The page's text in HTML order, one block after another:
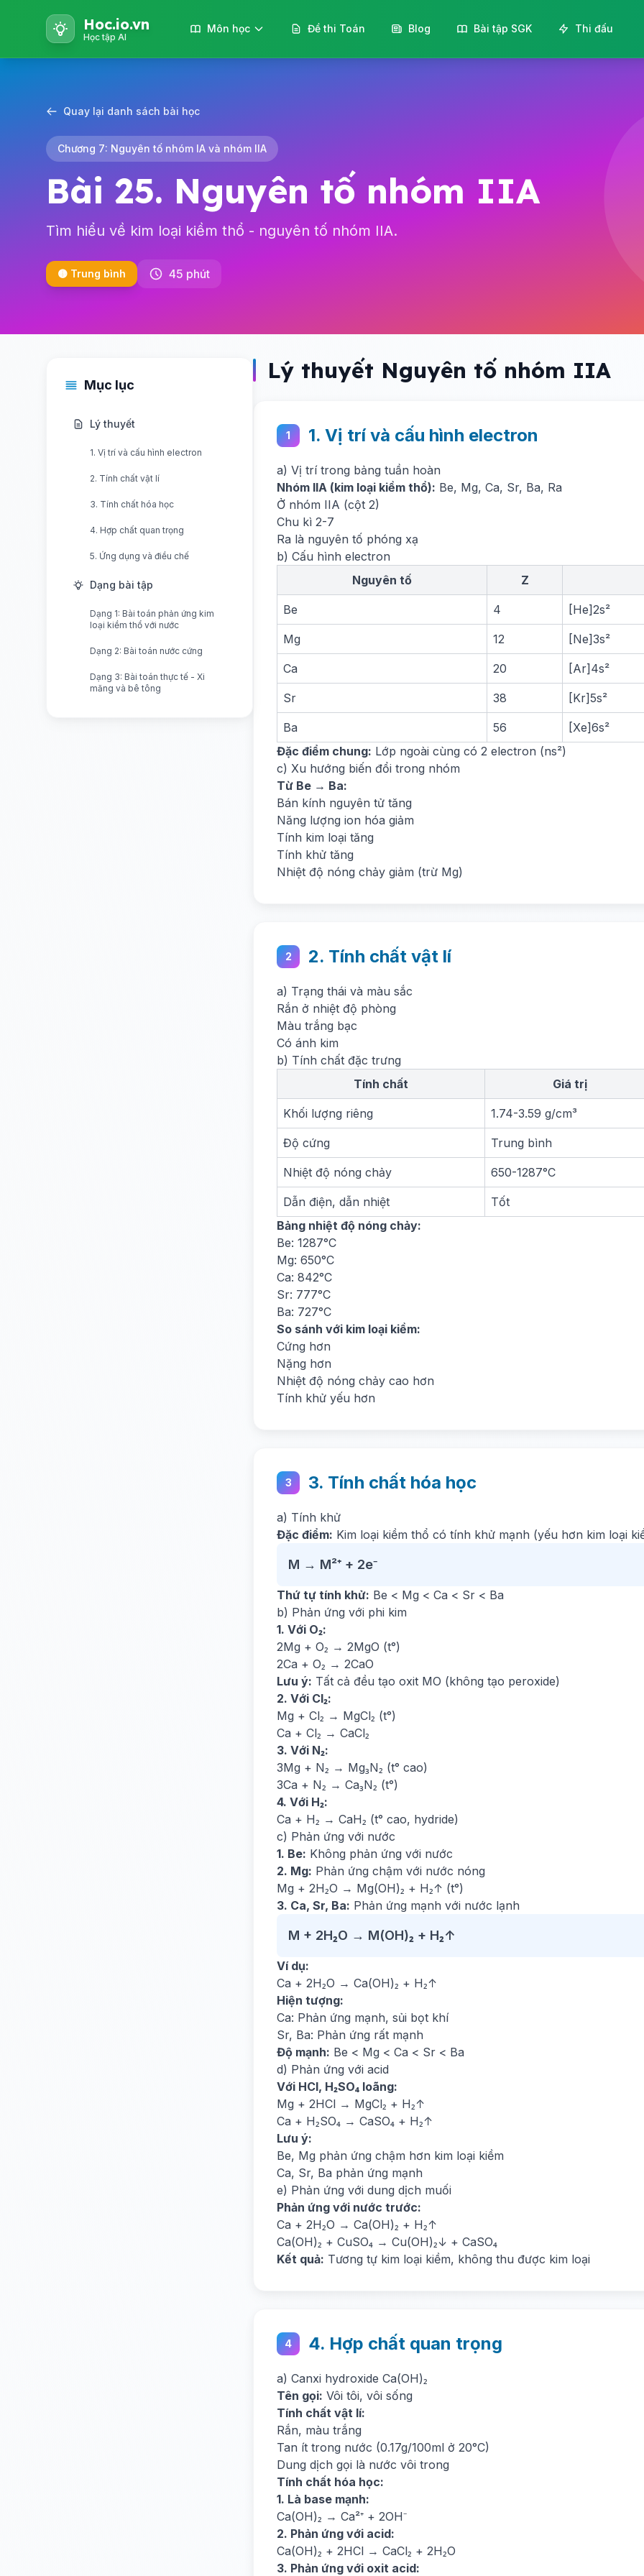
Hoc.io.vn
Học tập AI
Môn học Đề thi Toán Blog Bài tập SGK Thi đấu
Quay lại danh sách bài học
Chương 7: Nguyên tố nhóm IA và nhóm IIA
Bài 25. Nguyên tố nhóm IIA
Tìm hiểu về kim loại kiềm thổ - nguyên tố nhóm IIA.
🟡 Trung bình 45 phút
Mục lục
Lý thuyết
1. Vị trí và cấu hình electron
2. Tính chất vật lí
3. Tính chất hóa học
4. Hợp chất quan trọng
5. Ứng dụng và điều chế
Dạng bài tập
Dạng 1: Bài toán phản ứng kim
loại kiềm thổ với nước
Dạng 2: Bài toán nước cứng
Dạng 3: Bài toán thực tế - Xi
măng và bê tông
Lý thuyết Nguyên tố nhóm IIA
1 1. Vị trí và cấu hình electron
a) Vị trí trong bảng tuần hoàn
Nhóm IIA (kim loại kiềm thổ): Be, Mg, Ca, Sr, Ba, Ra
Ở nhóm IIA (cột 2)
Chu kì 2-7
Ra là nguyên tố phóng xạ
b) Cấu hình electron
Nguyên tố
Z
Be 4 [He]2s²
Mg 12 [Ne]3s²
Ca 20 [Ar]4s²
Sr 38 [Kr]5s²
Ba 56
[Xe]6s²
Đặc điểm chung: Lớp ngoài cùng có 2 electron (ns²)
c) Xu hướng biến đổi trong nhóm
Từ Be → Ba:
Bán kính nguyên tử tăng
Năng lượng ion hóa giảm
Tính kim loại tăng
Tính khử tăng
Nhiệt độ nóng chảy giảm (trừ Mg)
2 2. Tính chất vật lí
a) Trạng thái và màu sắc
Rắn ở nhiệt độ phòng
Màu trắng bạc
Có ánh kim
b) Tính chất đặc trưng
Tính chất
Giá trị
Khối lượng riêng 1.74-3.59 g/cm³
Độ cứng Trung bình
Nhiệt độ nóng chảy 650-1287°C
Dẫn điện, dẫn nhiệt
Tốt
Bảng nhiệt độ nóng chảy:
Be: 1287°C
Mg: 650°C
Ca: 842°C
Sr: 777°C
Ba: 727°C
So sánh với kim loại kiềm:
Cứng hơn
Nặng hơn
Nhiệt độ nóng chảy cao hơn
Tính khử yếu hơn
3 3. Tính chất hóa học
a) Tính khử
Đặc điểm: Kim loại kiềm thổ có tính khử mạnh (yếu hơn kim loại
M → M²⁺ + 2e⁻
Thứ tự tính khử: Be < Mg < Ca < Sr < Ba
b) Phản ứng với phi kim
1. Với O₂:
2Mg + O₂ → 2MgO (t°)
2Ca + O₂ → 2CaO
Lưu ý: Tất cả đều tạo oxit MO (không tạo peroxide)
2. Với Cl₂:
Mg + Cl₂ → MgCl₂ (t°)
Ca + Cl₂ → CaCl₂
3. Với N₂:
3Mg + N₂ → Mg₃N₂ (t° cao)
3Ca + N₂ → Ca₃N₂ (t°)
4. Với H₂:
Ca + H₂ → CaH₂ (t° cao, hydride)
c) Phản ứng với nước
1. Be: Không phản ứng với nước
2. Mg: Phản ứng chậm với nước nóng
Mg + 2H₂O → Mg(OH)₂ + H₂↑ (t°)
3. Ca, Sr, Ba: Phản ứng mạnh với nước lạnh
M + 2H₂O → M(OH)₂ + H₂↑
Ví dụ:
Ca + 2H₂O → Ca(OH)₂ + H₂↑
Hiện tượng:
Ca: Phản ứng mạnh, sủi bọt khí
Sr, Ba: Phản ứng rất mạnh
Độ mạnh: Be < Mg < Ca < Sr < Ba
d) Phản ứng với acid
Với HCl, H₂SO₄ loãng:
Mg + 2HCl → MgCl₂ + H₂↑
Ca + H₂SO₄ → CaSO₄ + H₂↑
Lưu ý:
Be, Mg phản ứng chậm hơn kim loại kiềm
Ca, Sr, Ba phản ứng mạnh
e) Phản ứng với dung dịch muối
Phản ứng với nước trước:
Ca + 2H₂O → Ca(OH)₂ + H₂↑
Ca(OH)₂ + CuSO₄ → Cu(OH)₂↓ + CaSO₄
Kết quả: Tương tự kim loại kiềm, không thu được kim loại
4 4. Hợp chất quan trọng
a) Canxi hydroxide Ca(OH)₂
Tên gọi: Vôi tôi, vôi sống
Tính chất vật lí:
Rắn, màu trắng
Tan ít trong nước (0.17g/100ml ở 20°C)
Dung dịch gọi là nước vôi trong
Tính chất hóa học:
1. Là base mạnh:
Ca(OH)₂ → Ca²⁺ + 2OH⁻
2. Phản ứng với acid:
Ca(OH)₂ + 2HCl → CaCl₂ + 2H₂O
3. Phản ứng với oxit acid: